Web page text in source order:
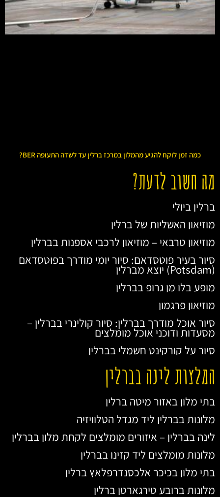
כמה זמן לוקח להגיע מהמלון במרכז ברלין עד לשדה התעופה BER?
מה חשוב לדעת?
ברלין ביולי
מוזיאון האשליות של ברלין
מוזיאון טרבאי – מוזיאון לרכבי אספנות בברלין
סיור בעיר פוטסדאם: סיור יומי מודרך בפוטסדאם
(Potsdam) יוצא מברלין
מופע בלו מן גרופ בברלין
מוזיאון פרגמון
סיור אוכל מודרך בברלין: סיור קולינרי בברלין –
מסעדות ודוכני אוכל מומלצים
סיור על קורקינט חשמלי בברלין
המלצות לינה בברלין
בתי מלון באזור מיטה ברלין
מלונות בברלין ליד מגדל הטלוויזיה
לינה בברלין – איזורים מומלצים לקחת מלון בברלין
מלונות מומלצים ליד קזינו בברלין
בתי מלון בכיכר אלכסנדרפלאץ ברלין
מלונות ברובע טירגארטן ברלין